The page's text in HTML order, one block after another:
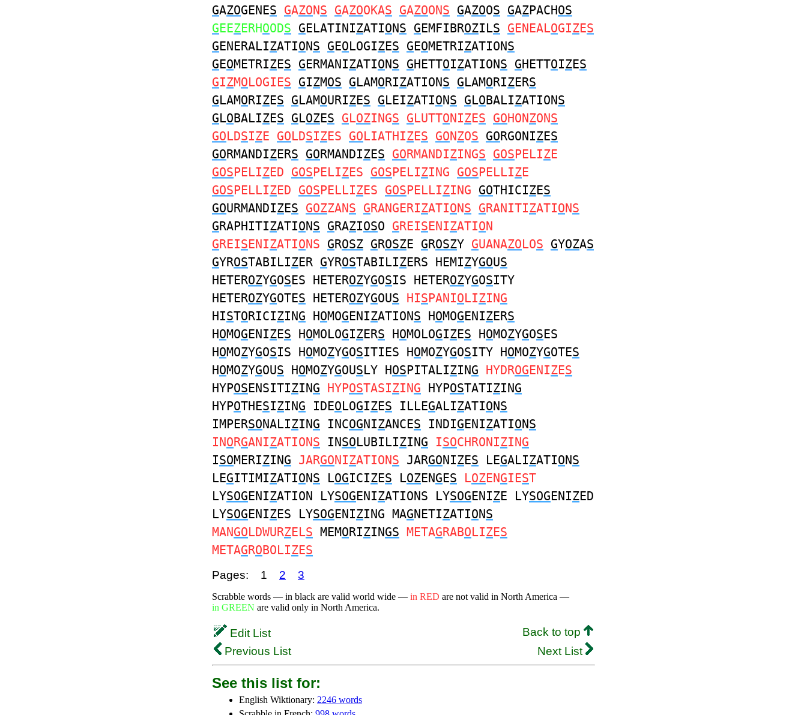
GAZOGENES GAZONS GAZOOKAS GAZOONS GAZOOS GAZPACHOS
GEEZERHOODS GELATINIZATIONS GEMFIBROZILS GENEALOGIZES
GENERALIZATIONS GEOLOGIZES GEOMETRIZATIONS
GEOMETRIZES GERMANIZATIONS GHETTOIZATIONS GHETTOIZES
GIZMOLOGIES GIZMOS GLAMORIZATIONS GLAMORIZERS
GLAMORIZES GLAMOURIZES GLEIZATIONS GLOBALIZATIONS
GLOBALIZES GLOZES GLOZINGS GLUTTONIZES GOHONZONS
GOLDSIZE GOLDSIZES GOLIATHIZES GONZOS GORGONIZES
GORMANDIZERS GORMANDIZES GORMANDIZINGS GOSPELIZE
GOSPELIZED GOSPELIZES GOSPELIZING GOSPELLIZE
GOSPELLIZED GOSPELLIZES GOSPELLIZING GOTHICIZES
GOURMANDIZES GOZZANS GRANGERIZATIONS GRANITIZATIONS
GRAPHITIZATIONS GRAZIOSO GREISENIZATION
GREISENIZATIONS GROSZ GROSZE GROSZY GUANAZOLOS GYOZAS
GYROSTABILIZER GYROSTABILIZERS HEMIZYGOUS
HETEROZYGOSES HETEROZYGOSIS HETEROZYGOSITY
HETEROZYGOTES HETEROZYGOUS HISPANIOLIZING
HISTORICIZING HOMOGENIZATIONS HOMOGENIZERS
HOMOGENIZES HOMOLOGIZERS HOMOLOGIZES HOMOZYGOSES
HOMOZYGOSIS HOMOZYGOSITIES HOMOZYGOSITY HOMOZYGOTES
HOMOZYGOUS HOMOZYGOUSLY HOSPITALIZING HYDROGENIZES
HYPOSENSITIZING HYPOSTASIZING HYPOSTATIZING
HYPOTHESIZING IDEOLOGIZES ILLEGALIZATIONS
IMPERSONALIZING INCOGNIZANCES INDIGENIZATIONS
INORGANIZATIONS INSOLUBILIZING ISOCHRONIZING
ISOMERIZING JARGONIZATIONS JARGONIZES LEGALIZATIONS
LEGITIMIZATIONS LOGICIZES LOZENGES LOZENGIEST
LYSOGENIZATION LYSOGENIZATIONS LYSOGENIZE LYSOGENIZED
LYSOGENIZES LYSOGENIZING MAGNETIZATIONS
MANGOLDWURZELS MEMORIZINGS METAGRABOLIZES
METAGROBOLIZES
Pages: 1 2 3
Scrabble words — in black are valid world wide — in RED are not valid in North America —
in GREEN are valid only in North America.
Edit List
Back to top
Previous List
Next List
See this list for:
English Wiktionary: 2246 words